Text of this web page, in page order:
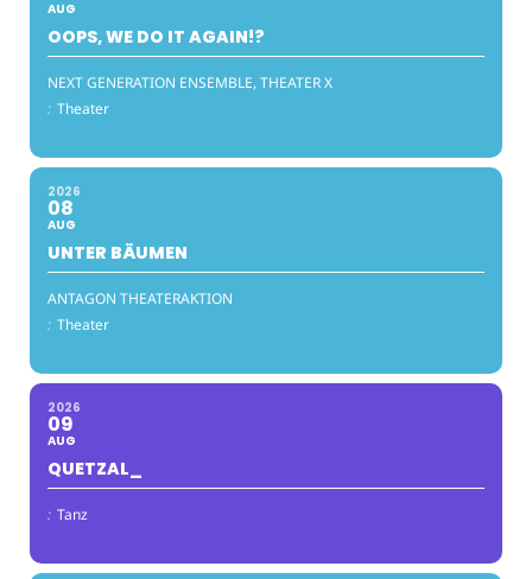
AUG
OOPS, WE DO IT AGAIN!?
NEXT GENERATION ENSEMBLE, THEATER X
: Theater
2026
08
AUG
UNTER BÄUMEN
ANTAGON THEATERAKTION
: Theater
2026
09
AUG
QUETZAL_
: Tanz